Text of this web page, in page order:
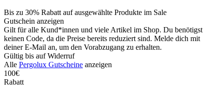
Bis zu 30% Rabatt auf ausgewählte Produkte im Sale
Gutschein anzeigen
Gilt für alle Kund*innen und viele Artikel im Shop. Du benötigst
keinen Code, da die Preise bereits reduziert sind. Melde dich mit
deiner E-Mail an, um den Vorabzugang zu erhalten.
Gültig bis auf Widerruf
Alle Pergolux Gutscheine anzeigen
100€
Rabatt